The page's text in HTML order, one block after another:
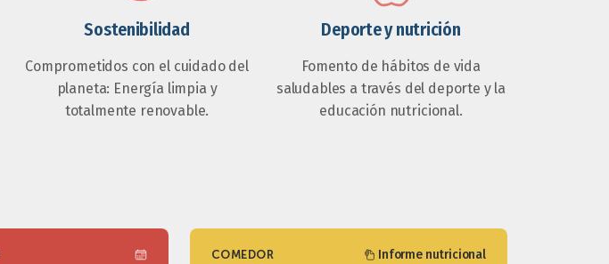
Sostenibilidad
Comprometidos con el cuidado del
planeta: Energía limpia y
totalmente renovable.
Deporte y nutrición
Fomento de hábitos de vida
saludables a través del deporte y la
educación nutricional.
COMEDOR Informe nutricional